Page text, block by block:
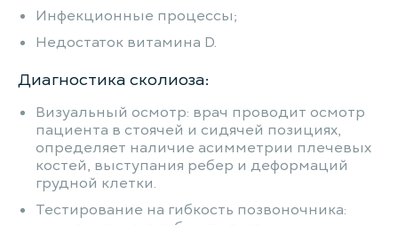
Инфекционные процессы;
Недостаток витамина D.
Диагностика сколиоза:
Визуальный осмотр: врач проводит осмотр
пациента в стоячей и сидячей позициях,
определяет наличие асимметрии плечевых
костей, выступания ребер и деформаций
грудной клетки.
Тестирование на гибкость позвоночника: